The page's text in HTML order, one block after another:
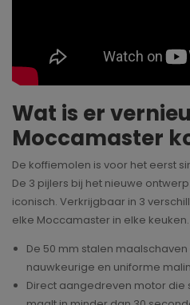
Wat is er
Moccamaster
De koffiemolen is voor het eerst
De 3 pijlers bij het nieuwe
iconisch. Verkrijgbaar in 3
elke Moccamaster in elke keuken.
De 50 mm stalen
nauwkeurige en uniforme
Direct aangedreven motor die